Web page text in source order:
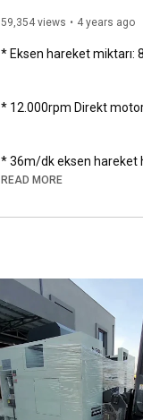
59,354 views 4 years ago
* Eksen hareket miktarı:
* 12.000rpm Direkt
* 36m/dk eksen hareket
* Mükemmel
* Yüksek Hız (High
daha iyi yüzey kalitesi,
* Güçlü ve geniş gövde
🌎www.vatancnc.com.tr
READ MORE